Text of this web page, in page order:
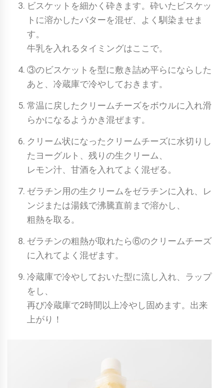
ビスケットを細かく砕きます。砕いたビスケッ
トに溶かしたバターを混ぜ、よく馴染ませま
す。
牛乳を入れるタイミングはここで。
③のビスケットを型に敷き詰め平らにならした
あと、冷蔵庫で冷やしておきます。
常温に戻したクリームチーズをボウルに入れ滑
らかになるようかき混ぜます。
クリーム状になったクリームチーズに水切りし
たヨーグルト、残りの生クリーム、
レモン汁、甘酒を入れてよく混ぜる。
ゼラチン用の生クリームをゼラチンに入れ、レ
ンジまたは湯銭で沸騰直前まで溶かし、
粗熱を取る。
ゼラチンの粗熱が取れたら⑥のクリームチーズ
に入れてよく混ぜます。
冷蔵庫で冷やしておいた型に流し入れ、ラップ
をし、
再び冷蔵庫で2時間以上冷やし固めます。出来
上がり！